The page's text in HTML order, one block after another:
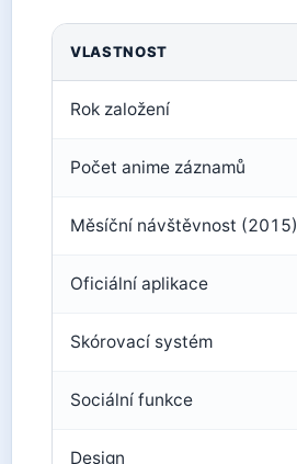
VLASTNOST
Rok založení
Počet anime záznamů
Měsíční návštěvnost (2015)
Oficiální aplikace
Skórovací systém
Sociální funkce
Design